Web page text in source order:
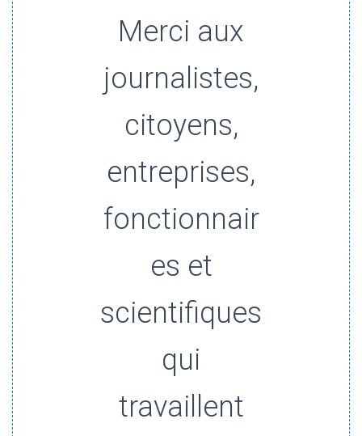
Merci aux
journalistes,
citoyens,
entreprises,
fonctionnair
es et
scientifiques
qui
travaillent